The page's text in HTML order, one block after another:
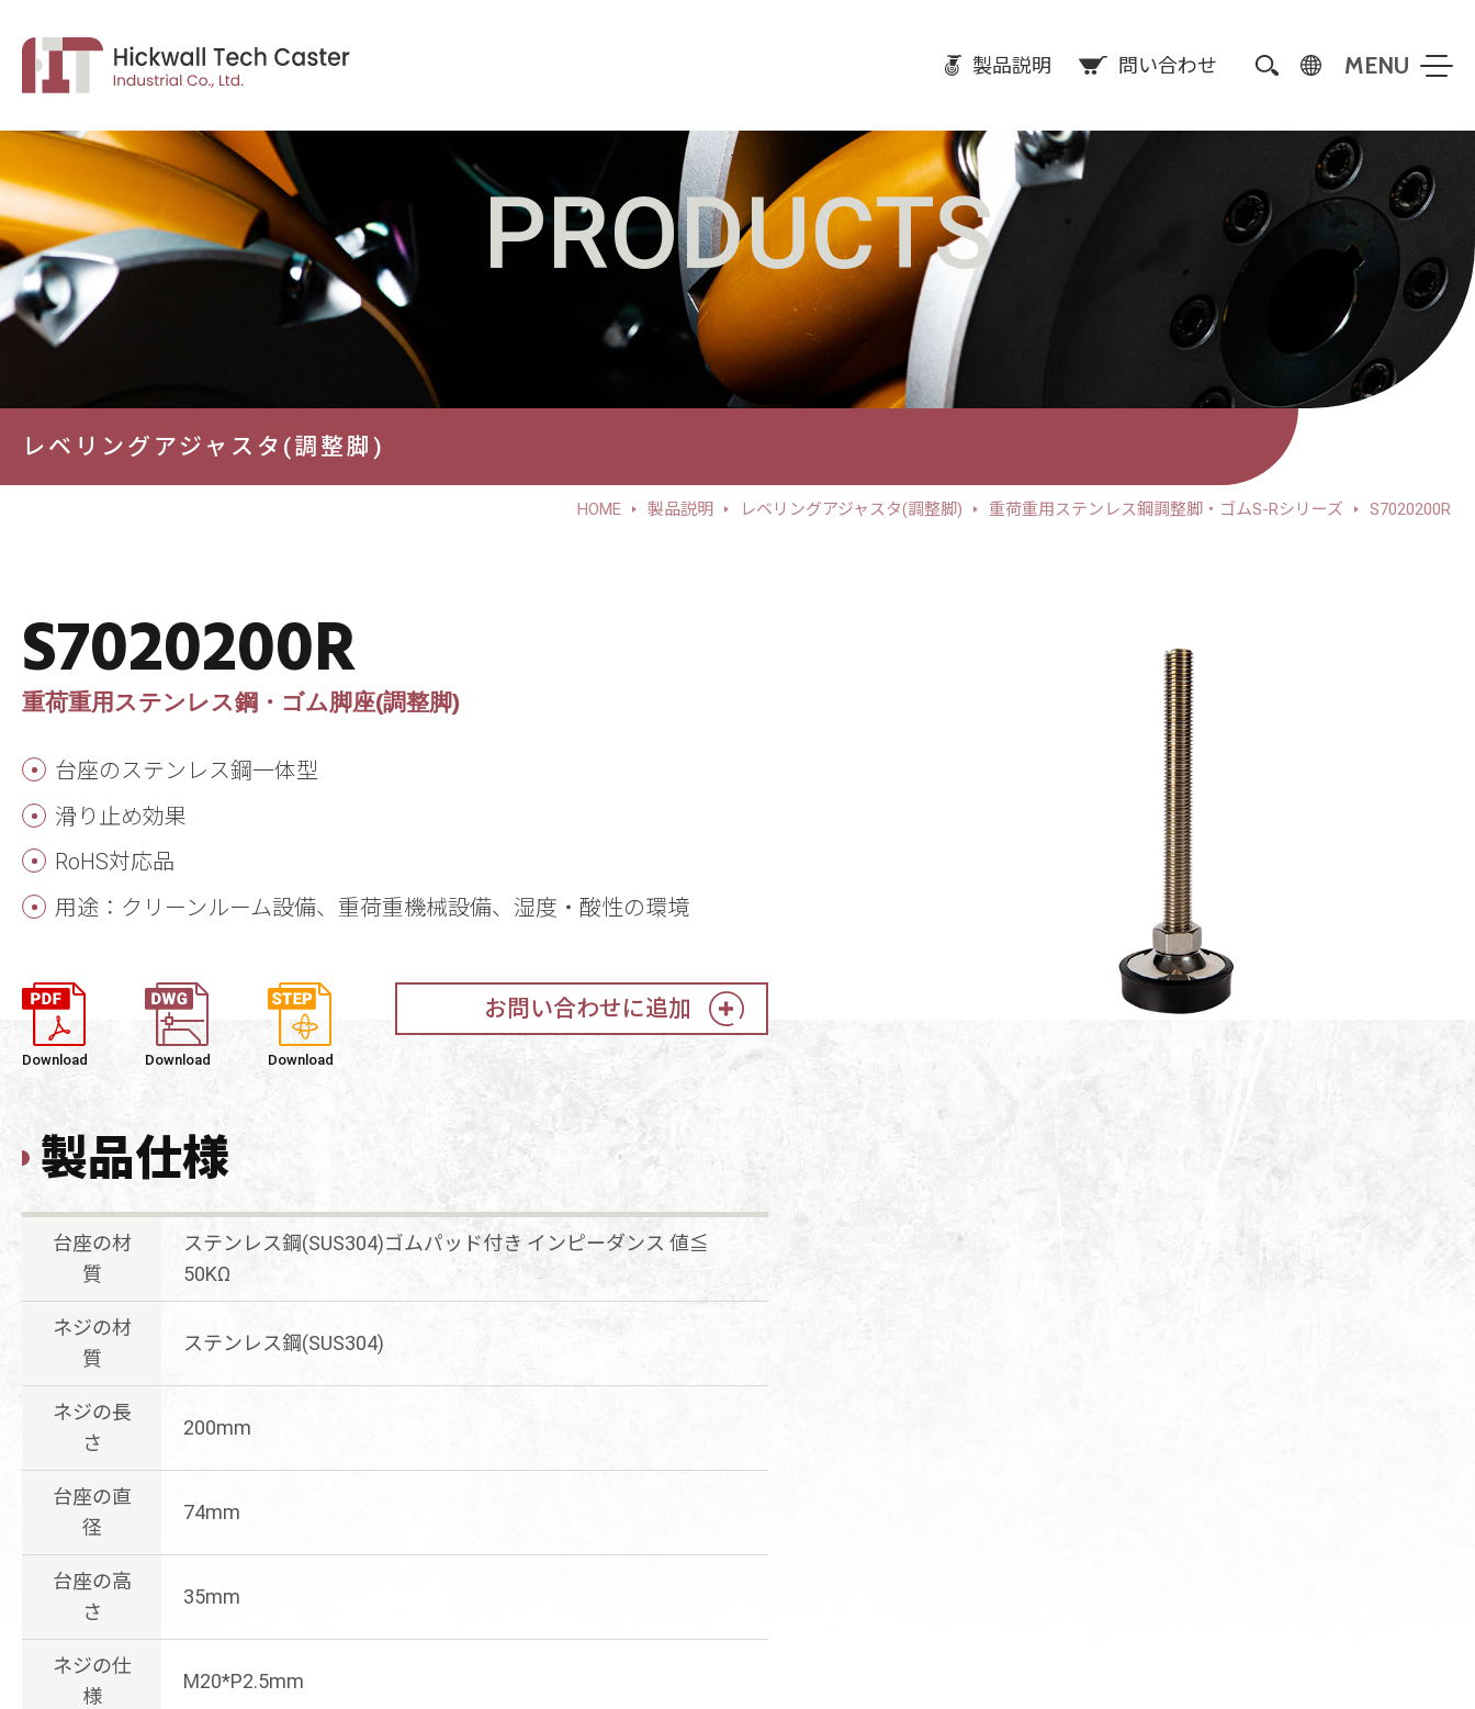
製品説明 問い合わせ
PRODUCTS
レベリングアジャスタ(調整脚)
HOME 製品説明 レベリングアジャスタ(調整脚) 重荷重用ステンレス鋼調整脚・ゴムS-Rシリーズ S7020200R
S7020200R
重荷重用ステンレス鋼・ゴム脚座(調整脚)
台座のステンレス鋼一体型
滑り止め効果
RoHS対応品
用途：クリーンルーム設備、重荷重機械設備、湿度・酸性の環境
Download Download Download
お問い合わせに追加
製品仕様
台座の材
質
ステンレス鋼(SUS304)ゴムパッド付き インピーダンス 値≦
50KΩ
ネジの材
質
ステンレス鋼(SUS304)
ネジの長
さ
200mm
台座の直
径
74mm
台座の高
さ
35mm
ネジの仕
様
M20*P2.5mm